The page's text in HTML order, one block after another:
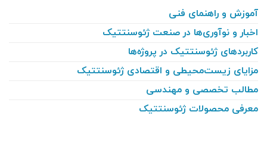
آموزش و راهنمای فنی
اخبار و نوآوری‌ها در صنعت ژئوسنتتیک
کاربردهای ژئوسنتتیک در پروژه‌ها
مزایای زیست‌محیطی و اقتصادی ژئوسنتتیک
مطالب تخصصی و مهندسی
معرفی محصولات ژئوسنتتیک